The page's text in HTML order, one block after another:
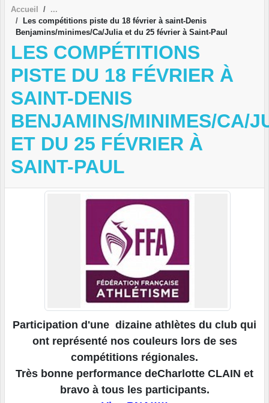
Accueil
Les compétitions piste du 18 février à saint-Denis
Benjamins/minimes/Ca/Julia et du 25 février à Saint-Paul
LES COMPÉTITIONS
PISTE DU 18 FÉVRIER À
SAINT-DENIS
BENJAMINS/MINIMES/CA/
ET DU 25 FÉVRIER À
SAINT-PAUL
Participation d'une dizaine athlètes du club qui
ont représenté nos couleurs lors de ses
compétitions régionales.
Très bonne performance deCharlotte CLAIN et
bravo à tous les participants.